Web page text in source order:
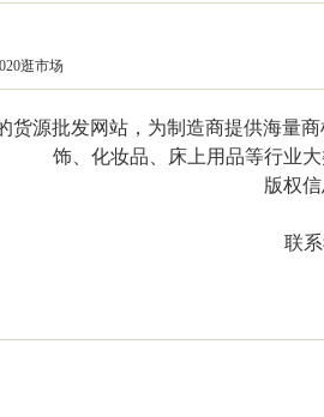
020逛市场
货源批发网站，为制造商提供海量
饰、化妆品、床上用品等行业
版权信
联